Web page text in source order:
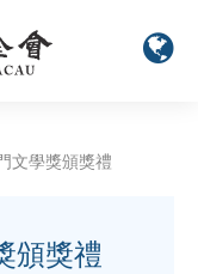
文學獎頒獎禮
頒獎禮